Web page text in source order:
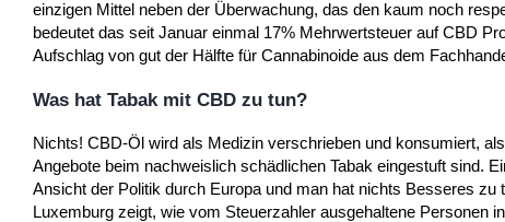
einzigen Mittel neben der Überwachung, das den kaum noch
bedeutet das seit Januar einmal 17% Mehrwertsteuer auf CBD
Aufschlag von gut der Hälfte für Cannabinoide aus dem
Was hat Tabak mit CBD zu tun?
Nichts! CBD-Öl wird als Medizin verschrieben und konsumiert,
Angebote beim nachweislich schädlichen Tabak eingestuft sind.
Ansicht der Politik durch Europa und man hat nichts Besseres
Luxemburg zeigt, wie vom Steuerzahler ausgehaltene Personen